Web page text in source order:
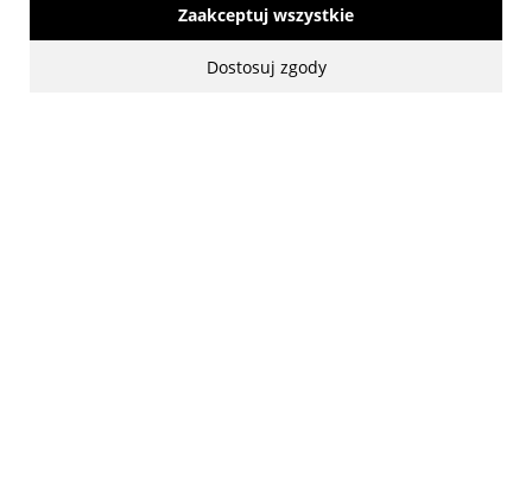
Dostosuj zgody
Zaakceptuj wszystkie